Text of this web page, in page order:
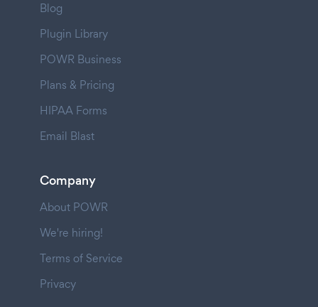
Blog
Plugin Library
POWR Business
Plans & Pricing
HIPAA Forms
Email Blast
Company
About POWR
We're hiring!
Terms of Service
Privacy